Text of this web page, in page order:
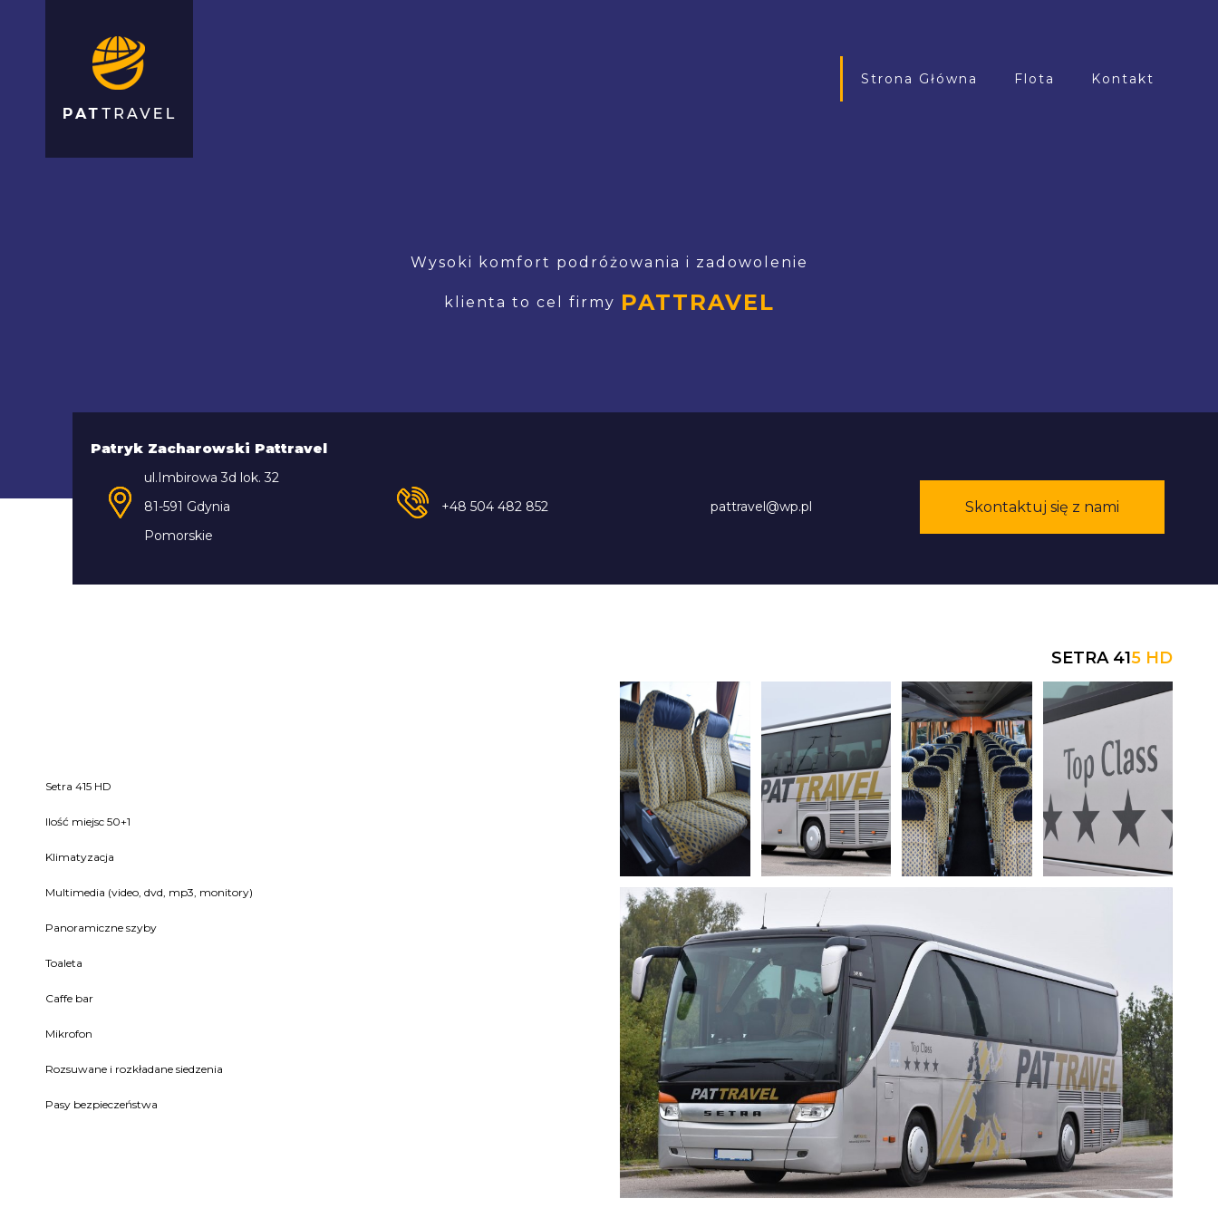
Strona Główna Flota Kontakt
Wysoki komfort podróżowania i zadowolenie
klienta to cel firmy PATTRAVEL
Patryk Zacharowski Pattravel
ul.Imbirowa 3d lok. 32
81-591 Gdynia
Pomorskie
+48 504 482 852 pattravel@wp.pl Skontaktuj się z nami
SETRA 415 HD
Setra 415 HD
Ilość miejsc 50+1
Klimatyzacja
Multimedia (video, dvd, mp3, monitory)
Panoramiczne szyby
Toaleta
Caffe bar
Mikrofon
Rozsuwane i rozkładane siedzenia
Pasy bezpieczeństwa